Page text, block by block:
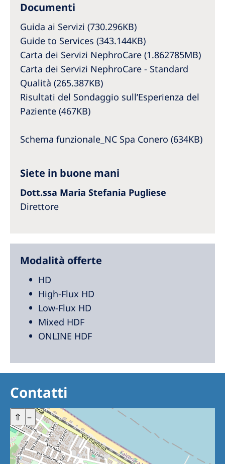
Philippines
North America
United States of America
NephroCare International
Global Website
Documenti
Guida ai Servizi (730.296KB)
Guide to Services (343.144KB)
Carta dei Servizi NephroCare (1.862785MB)
Carta dei Servizi NephroCare - Standard
Qualità (265.387KB)
Risultati del Sondaggio sull’Esperienza del
Paziente (467KB)
Schema funzionale_NC Spa Conero (634KB)
Siete in buone mani
Dott.ssa Maria Stefania Pugliese
Direttore
Modalità offerte
HD
High-Flux HD
Low-Flux HD
Mixed HDF
ONLINE HDF
Contatti
+ –
⇧